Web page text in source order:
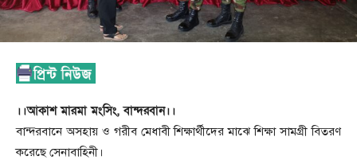
।।আকাশ মারমা মংসিং, বান্দরবান।।
বান্দরবানে অসহায় ও গরীব মেধাবী শিক্ষার্থীদের মাঝে শিক্ষা সামগ্রী বিতরণ
করেছে সেনাবাহিনী।